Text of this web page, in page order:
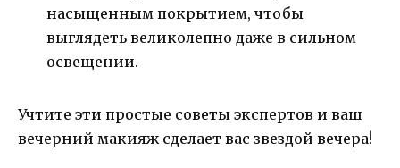
насыщенным покрытием, чтобы
выглядеть великолепно даже в сильном
освещении.
Учтите эти простые советы экспертов и ваш
вечерний макияж сделает вас звездой вечера!